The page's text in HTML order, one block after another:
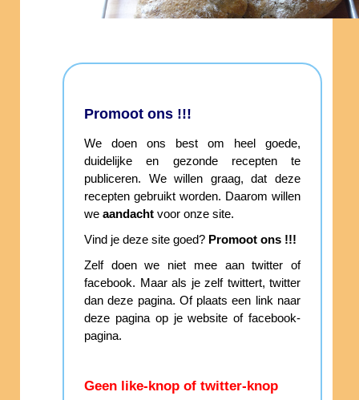
Promoot ons !!!
We doen ons best om heel goede,
duidelijke en gezonde recepten te
publiceren. We willen graag, dat deze
recepten gebruikt worden. Daarom willen
we aandacht voor onze site.
Vind je deze site goed? Promoot ons !!!
Zelf doen we niet mee aan twitter of
facebook. Maar als je zelf twittert, twitter
dan deze pagina. Of plaats een link naar
deze pagina op je website of facebook-
pagina.
Geen like-knop of twitter-knop